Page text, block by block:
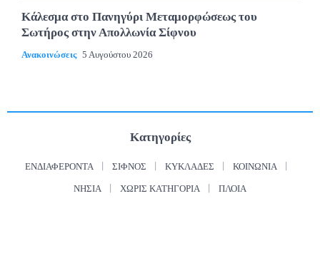
Κάλεσμα στο Πανηγύρι Μεταμορφώσεως του
Σωτήρος στην Απολλωνία Σίφνου
Ανακοινώσεις 5 Αυγούστου 2026
Κατηγορίες
ΕΝΔΙΑΦΈΡΟΝΤΑ ΣΊΦΝΟΣ ΚΥΚΛΆΔΕΣ ΚΟΙΝΩΝΊΑ
ΝΗΣΙΆ ΧΩΡΊΣ ΚΑΤΗΓΟΡΊΑ ΠΛΟΊΑ